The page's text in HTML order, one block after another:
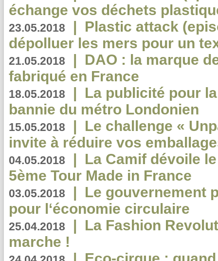
échange vos déchets
23.05.2018 | Plastic attack
dépolluer les mers pour un
21.05.2018 | DAO : la marque
fabriqué en France
18.05.2018 | La publicité pour
bannie du métro Londonien
15.05.2018 | Le challenge «
invite à réduire vos
04.05.2018 | La Camif dévoile
5ème Tour Made in France
03.05.2018 | Le gouvernement
pour l‘économie circulaire
25.04.2018 | La Fashion
marche !